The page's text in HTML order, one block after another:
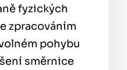
fyzických
zpracováním
pohybu
směrnice